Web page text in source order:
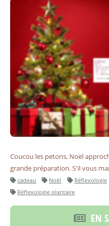
Coucou les petons, Noël
grande préparation. S'il vous
cadeau Noël Réflexologie
Réflexologie plantaire
EN